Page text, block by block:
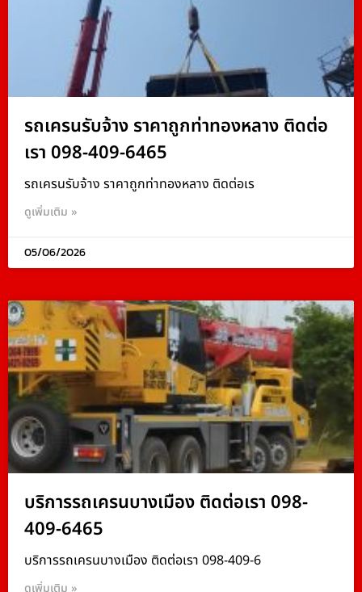
รถเครนรับจ้าง ราคาถูกท่าทองหลาง ติดต่อ
เรา 098-409-6465
รถเครนรับจ้าง ราคาถูกท่าทองหลาง ติดต่อเร
ดูเพิ่มเติม »
05/06/2026
บริการรถเครนบางเมือง ติดต่อเรา 098-
409-6465
บริการรถเครนบางเมือง ติดต่อเรา 098-409-6
ดูเพิ่มเติม »